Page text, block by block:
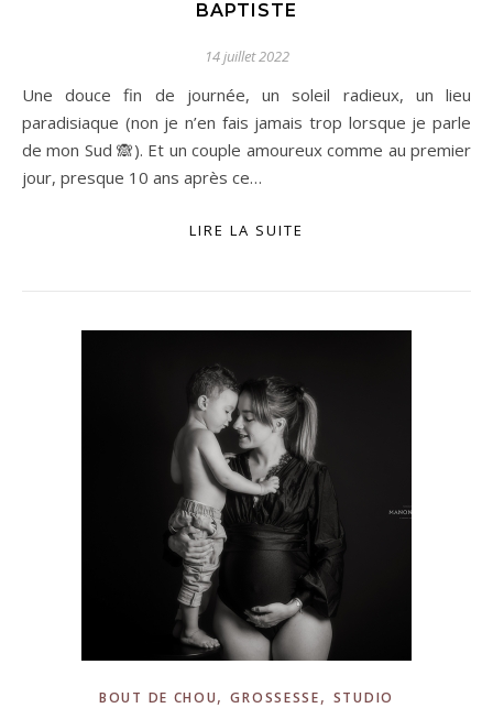
BAPTISTE
14 juillet 2022
Une douce fin de journée, un soleil radieux, un lieu
paradisiaque (non je n’en fais jamais trop lorsque je parle
de mon Sud 🙈). Et un couple amoureux comme au premier
jour, presque 10 ans après ce…
LIRE LA SUITE
BOUT DE CHOU,GROSSESSE, STUDIO